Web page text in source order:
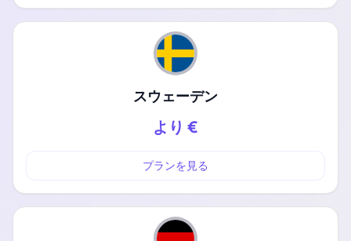
スウェーデン
より €
プランを見る